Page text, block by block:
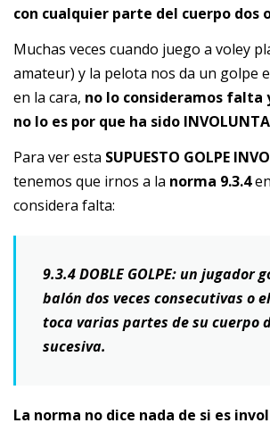
con cualquier parte del cuerpo dos
Muchas veces cuando juego a voley
amateur) y la pelota nos da un golpe
en la cara, no lo consideramos falta
no lo es por que ha sido
Para ver esta SUPUESTO GOLPE
tenemos que irnos a la norma 9.3.4
considera falta:
9.3.4 DOBLE GOLPE: un jugador
balón dos veces consecutivas o
toca varias partes de su cuerpo
sucesiva.
La norma no dice nada de si es